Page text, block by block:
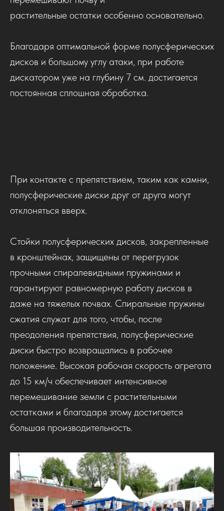
растительные остатки особенно основательно.
Благодаря оптимальной форме полусферических
дисков и большому углу атаки, при работе
дискатором уже на глубину 7 см. достигается
постоянная сплошная обработка.
При контакте с препятствием, таким как камни,
полусферические диски друг от друга могут
отклоняться вверх.
Стойки полусферических дисков, закрепленные
в кронштейнах, защищены от перегрузок
прочными спиралевидными пружинами и
гарантируют равномерную работу дисков в
даже на тяжелых почвах. Спиральные пружины
сжатия служат для того, чтобы, после
преодоления препятствия, полусферические
диски быстро возвращались в рабочее
положение. Высокая рабочая скорость агрегата
до 15 км/ч обеспечивает интенсивное
перемешивание земли с растительными
остатками и благодаря этому достигается
большая производительность.